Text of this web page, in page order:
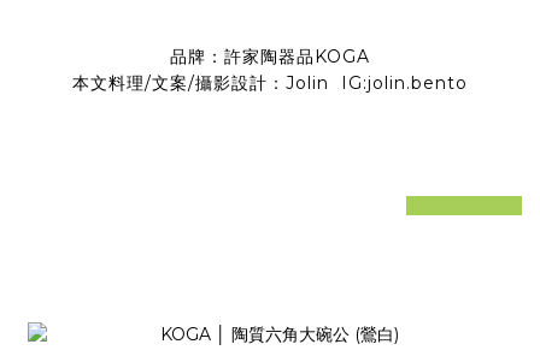
品牌：許家陶器品KOGA
本文料理/文案/攝影設計：Jolin IG:jolin.bento
prev next